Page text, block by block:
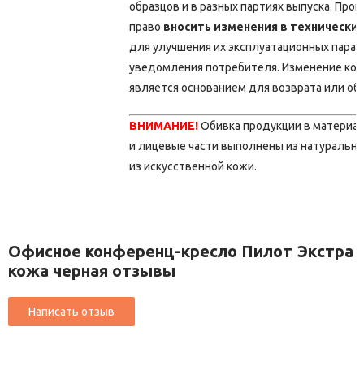
образцов и в разных партиях выпуска.
право вносить изменения в
для улучшения их эксплуатационных
уведомления потребителя. Изменение
является основанием для возврата или
ВНИМАНИЕ!Обивка продукции в
и лицевые части выполнены из
из искусственной кожи.
Офисное конференц-кресло Пилот Экстра
кожа черная отзывы